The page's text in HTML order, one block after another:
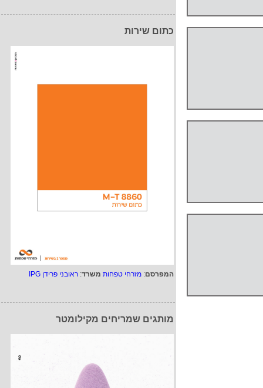
כתום שירות
המפרסם: מזרחי טפחות משרד: ראובני פרידן IPG
מותגים שמריחים מקילומטר